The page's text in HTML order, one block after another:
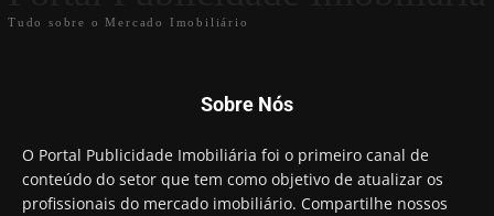
Tudo sobre o Mercado Imobiliário
Sobre Nós
O Portal Publicidade Imobiliária foi o primeiro canal de
conteúdo do setor que tem como objetivo de atualizar os
profissionais do mercado imobiliário. Compartilhe nossos